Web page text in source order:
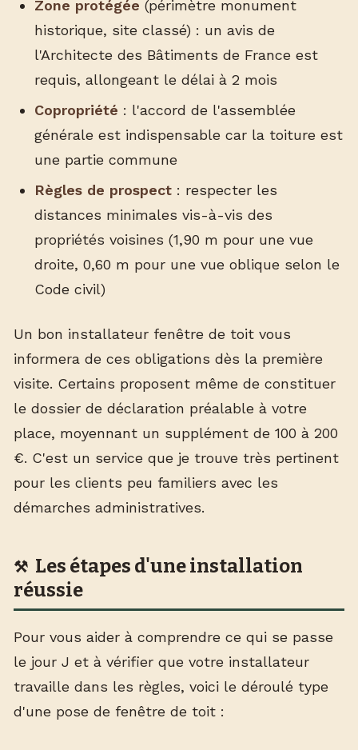
Zone protégée (périmètre monument
historique, site classé) : un avis de
l'Architecte des Bâtiments de France est
requis, allongeant le délai à 2 mois
Copropriété : l'accord de l'assemblée
générale est indispensable car la toiture est
une partie commune
Règles de prospect: respecter les
distances minimales vis-à-vis des
propriétés voisines (1,90 m pour une vue
droite, 0,60 m pour une vue oblique selon le
Code civil)
Un bon installateur fenêtre de toit vous
informera de ces obligations dès la première
visite. Certains proposent même de constituer
le dossier de déclaration préalable à votre
place, moyennant un supplément de 100 à 200
€. C'est un service que je trouve très pertinent
pour les clients peu familiers avec les
démarches administratives.
Les étapes d'une installation
réussie
Pour vous aider à comprendre ce qui se passe
le jour J et à vérifier que votre installateur
travaille dans les règles, voici le déroulé type
d'une pose de fenêtre de toit :